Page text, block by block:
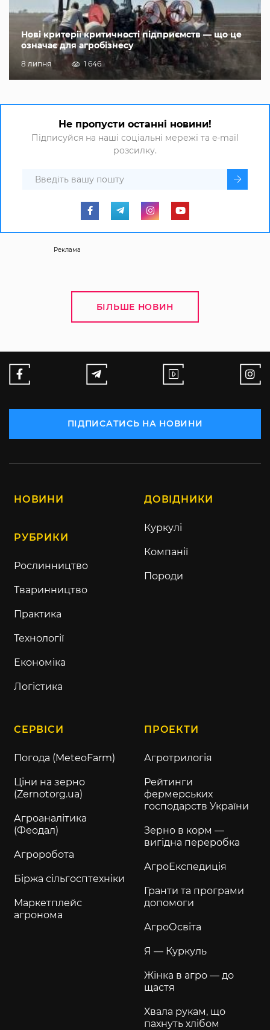
Нові критерії критичності підприємств — що це
означає для агробізнесу
8 липня 1 646
Не пропусти останні новини!
Підписуйся на наші соціальні мережі та e-mail
розсилку.
Реклама
БІЛЬШЕ НОВИН
ПІДПИСАТИСЬ НА НОВИНИ
НОВИНИ
РУБРИКИ
Рослинництво
Тваринництво
Практика
Технології
Економіка
Логістика
ДОВІДНИКИ
Куркулі
Компанії
Породи
СЕРВІСИ
Погода (MeteoFarm)
Ціни на зерно
(Zernotorg.ua)
Агроаналітика
(Феодал)
Агроробота
Біржа сільгосптехніки
Маркетплейс
агронома
ПРОЕКТИ
Агротрилогія
Рейтинги
фермерських
господарств України
Зерно в корм —
вигідна переробка
АгроЕкспедиція
Гранти та програми
допомоги
АгроОсвіта
Я — Куркуль
Жінка в агро — до
щастя
Хвала рукам, що
пахнуть хлібом